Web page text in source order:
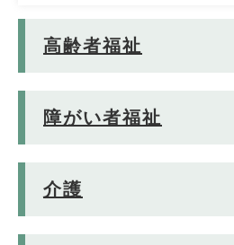
高齢者福祉
障がい者福祉
介護